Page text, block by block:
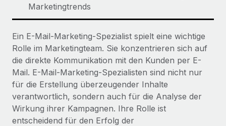
Marketingtrends
Ein E-Mail-Marketing-Spezialist spielt eine wichtige
Rolle im Marketingteam. Sie konzentrieren sich auf
die direkte Kommunikation mit den Kunden per E-
Mail. E-Mail-Marketing-Spezialisten sind nicht nur
für die Erstellung überzeugender Inhalte
verantwortlich, sondern auch für die Analyse der
Wirkung ihrer Kampagnen. Ihre Rolle ist
entscheidend für den Erfolg der